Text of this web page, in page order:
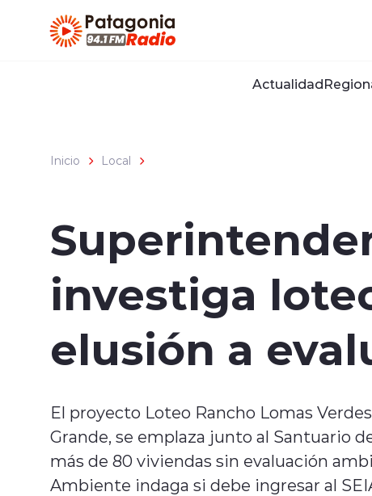
Actualidad
Inicio Local
investiga
elusión a
El proyecto Loteo Rancho Lomas
Grande, se emplaza junto al Santuario
más de 80 viviendas sin evaluación
Ambiente indaga si debe ingresar al